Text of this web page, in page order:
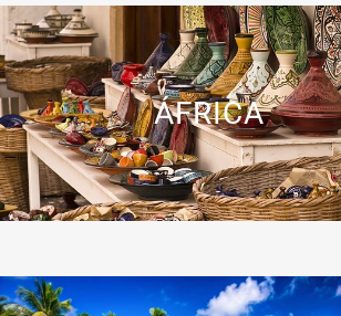
ÁFRICA